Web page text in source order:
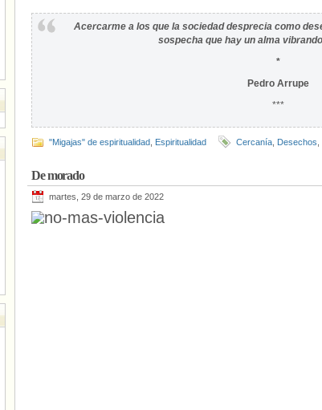
Acercarme a los que la sociedad desprecia como
sospecha que hay un alma
*
Pedro Arrupe
***
"Migajas" de espiritualidad Espiritualidad Cercanía Desechos
De morado
martes, 29 de marzo de 2022